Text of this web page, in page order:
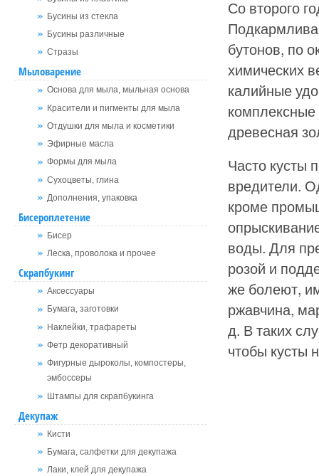
Бусины из стекла
Бусины различные
Стразы
Мыловарение
Основа для мыла, мыльная основа
Красители и пигменты для мыла
Отдушки для мыла и косметики
Эфирные масла
Формы для мыла
Сухоцветы, глина
Дополнения, упаковка
Бисероплетение
Бисер
Леска, проволока и прочее
Скрапбукинг
Аксессуары
Бумага, заготовки
Наклейки, трафареты
Фетр декоративный
Фигурные дыроколы, компостеры,
эмбоссеры
Штампы для скрапбукинга
Декупаж
Кисти
Бумага, салфетки для декупажа
Лаки, клей для декупажа
Со второго
бутонов, по
химических
калийные
древесная
Часто кусты
вредители.
кроме
воды. Для
розой и
же болеют,
ржавчина,
д. В таких
чтобы кусты